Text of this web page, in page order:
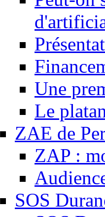
Une
Le
ZAE de
ZAP :
SOS